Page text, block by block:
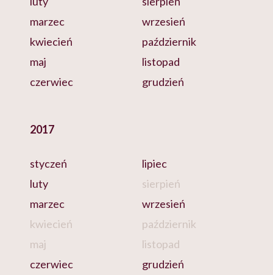
marzec
kwiecień
maj
czerwiec
wrzesień
październik
listopad
grudzień
2017
styczeń
luty
marzec
kwiecień
maj
czerwiec
lipiec
sierpień
wrzesień
październik
listopad
grudzień